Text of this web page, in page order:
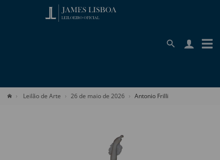
Leilão de Arte 26 de maio de 2026 Antonio Frilli